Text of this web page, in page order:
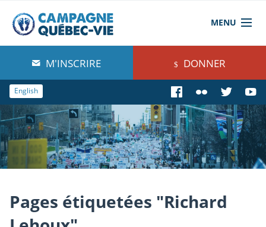
MENU
À propos de nous
Blog
Comprendre
Agir
Boutique
M'INSCRIRE DONNER
English
Pages étiquetées "Richard